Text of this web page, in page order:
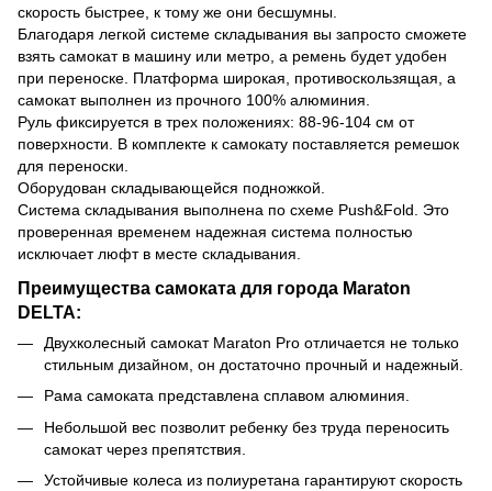
скорость быстрее, к тому же они бесшумны.
Благодаря легкой системе складывания вы запросто сможете
взять самокат в машину или метро, а ремень будет удобен
при переноске. Платформа широкая, противоскользящая, а
самокат выполнен из прочного 100% алюминия.
Руль фиксируется в трех положениях: 88-96-104 см от
поверхности. В комплекте к самокату поставляется ремешок
для переноски.
Оборудован складывающейся подножкой.
Система складывания выполнена по схеме Push&Fold. Это
проверенная временем надежная система полностью
исключает люфт в месте складывания.
Преимущества самоката для города Maraton
DELTA:
Двухколесный самокат Maraton Pro отличается не только
стильным дизайном, он достаточно прочный и надежный.
Рама самоката представлена сплавом алюминия.
Небольшой вес позволит ребенку без труда переносить
самокат через препятствия.
Устойчивые колеса из полиуретана гарантируют скорость